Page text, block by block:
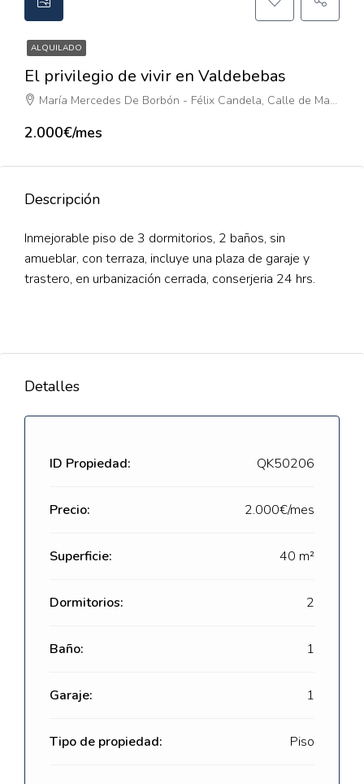
ALQUILADO
El privilegio de vivir en Valdebebas
María Mercedes De Borbón - Félix Candela, Calle de María de las Mercedes de Borbón, Valdefuentes, Hortaleza, Madrid, Comunidad de Madrid, 28055, España
2.000€/mes
Descripción
Inmejorable piso de 3 dormitorios, 2 baños, sin
amueblar, con terraza, incluye una plaza de garaje y
trastero, en urbanización cerrada, conserjeria 24 hrs.
Detalles
ID Propiedad: QK50206
Precio: 2.000€/mes
Superficie: 40 m²
Dormitorios: 2
Baño: 1
Garaje: 1
Tipo de propiedad: Piso